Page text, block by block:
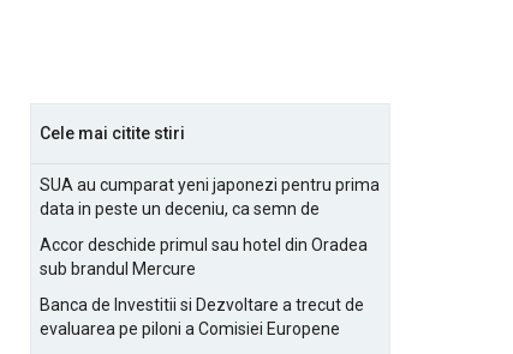
Cele mai citite stiri
SUA au cumparat yeni japonezi pentru prima
data in peste un deceniu, ca semn de
Accor deschide primul sau hotel din Oradea
sub brandul Mercure
Banca de Investitii si Dezvoltare a trecut de
evaluarea pe piloni a Comisiei Europene